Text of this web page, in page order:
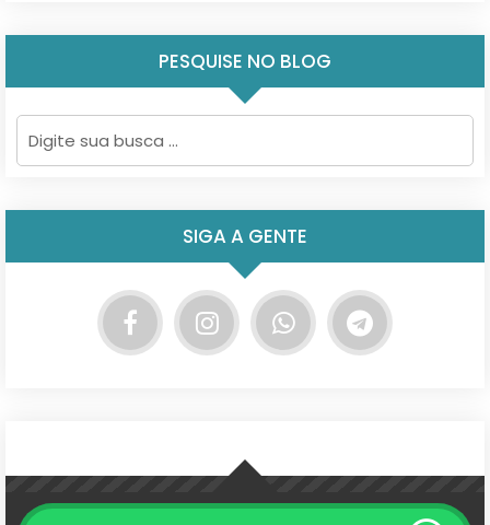
PESQUISE NO BLOG
SIGA A GENTE